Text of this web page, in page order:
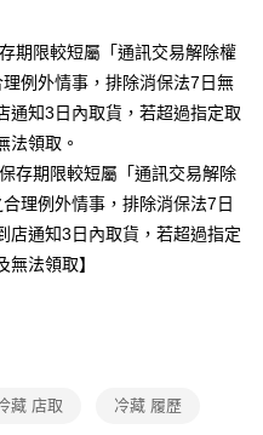
期限較短屬「通訊交易解除權
例外情事，排除消保法7日無
通知3日內取貨，若超過指定取
法領取。
存期限較短屬「通訊交易解除
理例外情事，排除消保法7日
店通知3日內取貨，若超過指定
法領取】
藏 店取 冷藏 履歷